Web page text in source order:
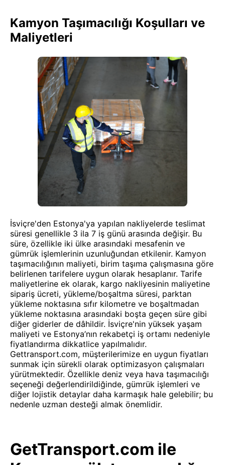
Kamyon Taşımacılığı Koşulları ve
Maliyetleri
İsviçre'den Estonya'ya yapılan nakliyelerde teslimat
süresi genellikle 3 ila 7 iş günü arasında değişir. Bu
süre, özellikle iki ülke arasındaki mesafenin ve
gümrük işlemlerinin uzunluğundan etkilenir. Kamyon
taşımacılığının maliyeti, birim taşıma çalışmasına göre
belirlenen tarifelere uygun olarak hesaplanır. Tarife
maliyetlerine ek olarak, kargo nakliyesinin maliyetine
sipariş ücreti, yükleme/boşaltma süresi, parktan
yükleme noktasına sıfır kilometre ve boşaltmadan
yükleme noktasına arasındaki boşta geçen süre gibi
diğer giderler de dâhildir. İsviçre'nin yüksek yaşam
maliyeti ve Estonya’nın rekabetçi iş ortamı nedeniyle
fiyatlandırma dikkatlice yapılmalıdır.
Gettransport.com, müşterilerimize en uygun fiyatları
sunmak için sürekli olarak optimizasyon çalışmaları
yürütmektedir. Özellikle deniz veya hava taşımacılığı
seçeneği değerlendirildiğinde, gümrük işlemleri ve
diğer lojistik detaylar daha karmaşık hale gelebilir; bu
nedenle uzman desteği almak önemlidir.
GetTransport.com ile